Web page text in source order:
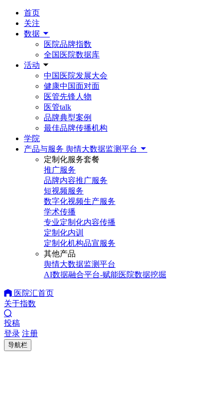
首页
关注
数据
医院品牌指数
全国医院数据库
活动
中国医院发展大会
健康中国面对面
医管先锋人物
医管talk
品牌典型案例
最佳品牌传播机构
学院
产品与服务 舆情大数据监测平台
定制化服务套餐
推广服务
品牌内容推广服务
短视频服务
数字化视频生产服务
学术传播
专业定制化内容传播
定制化内训
定制化机构品宣服务
其他产品
舆情大数据监测平台
AI数据融合平台-赋能医院数据挖掘
医院汇首页
关于指数
投稿
登录 注册
导航栏